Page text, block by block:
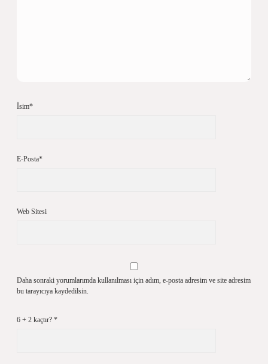
İsim*
E-Posta*
Web Sitesi
Daha sonraki yorumlarımda kullanılması için adım, e-posta adresim ve site adresim
bu tarayıcıya kaydedilsin.
6 + 2 kaçtır? *